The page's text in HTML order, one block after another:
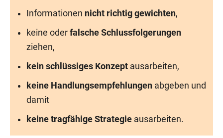
Informationen nicht richtig gewichten,
keine oder falsche Schlussfolgerungen
ziehen,
kein schlüssiges Konzept ausarbeiten,
keine Handlungsempfehlungen abgeben und
damit
keine tragfähige Strategie ausarbeiten.